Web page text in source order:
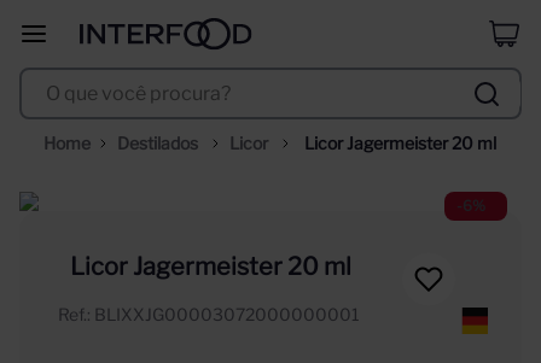
O que você procura?
Destilados Licor Licor Jagermeister 20 ml
-6%
Licor Jagermeister 20 ml
Ref. : BLIXXJG00003072000000001
º erdinger
10ºcorpus astral